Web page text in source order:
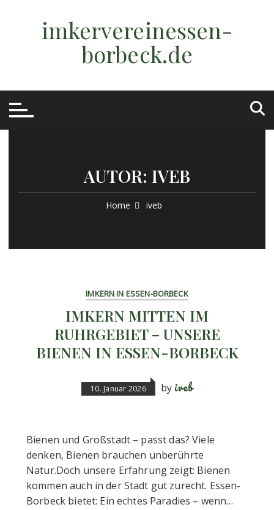
imkervereinessen-
borbeck.de
AUTOR: IVEB
Home iveb
IMKERN IN ESSEN-BORBECK
IMKERN MITTEN IM
RUHRGEBIET – UNSERE
BIENEN IN ESSEN-BORBECK
10. Januar 2026 by iveb
Bienen und Großstadt – passt das? Viele
denken, Bienen brauchen unberührte
Natur.Doch unsere Erfahrung zeigt: Bienen
kommen auch in der Stadt gut zurecht. Essen-
Borbeck bietet: Ein echtes Paradies – wenn…